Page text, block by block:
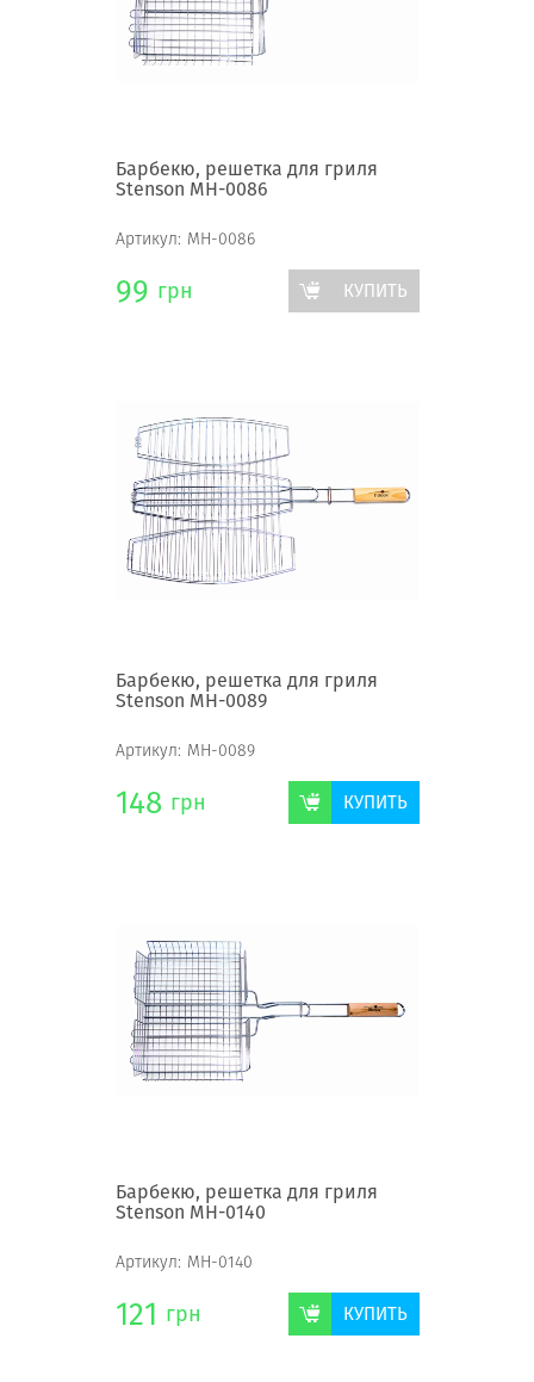
Барбекю, решетка для гриля
Stenson MH-0086
Артикул: MH-0086
99 грн КУПИТЬ
Барбекю, решетка для гриля
Stenson MH-0089
Артикул: MH-0089
148 грн КУПИТЬ
Барбекю, решетка для гриля
Stenson MH-0140
Артикул: MH-0140
121 грн КУПИТЬ